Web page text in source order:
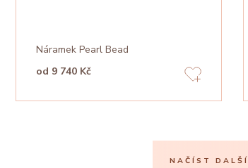
Náramek Pearl Bead
od 9 740 Kč
NAČÍST DALŠÍ